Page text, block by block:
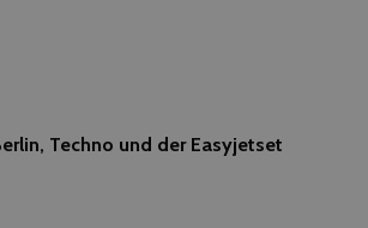
Techno und der Easyjetset